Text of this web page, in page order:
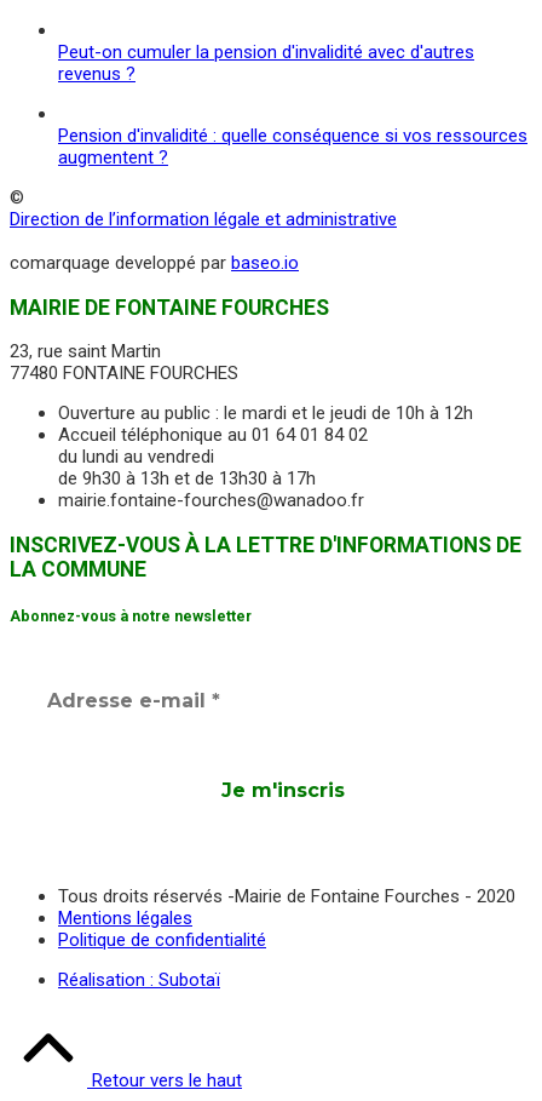
Peut-on cumuler la pension d'invalidité avec d'autres
revenus ?
Pension d'invalidité : quelle conséquence si vos ressources
augmentent ?
©
Direction de l’information légale et administrative
comarquage developpé par baseo.io
MAIRIE DE FONTAINE FOURCHES
23, rue saint Martin
77480 FONTAINE FOURCHES
Ouverture au public : le mardi et le jeudi de 10h à 12h
Accueil téléphonique au 01 64 01 84 02
du lundi au vendredi
de 9h30 à 13h et de 13h30 à 17h
mairie.fontaine-fourches@wanadoo.fr
INSCRIVEZ-VOUS À LA LETTRE D'INFORMATIONS DE
LA COMMUNE
Abonnez-vous à notre newsletter
Tous droits réservés -Mairie de Fontaine Fourches - 2020
Mentions légales
Politique de confidentialité
Réalisation : Subotaï
Retour vers le haut